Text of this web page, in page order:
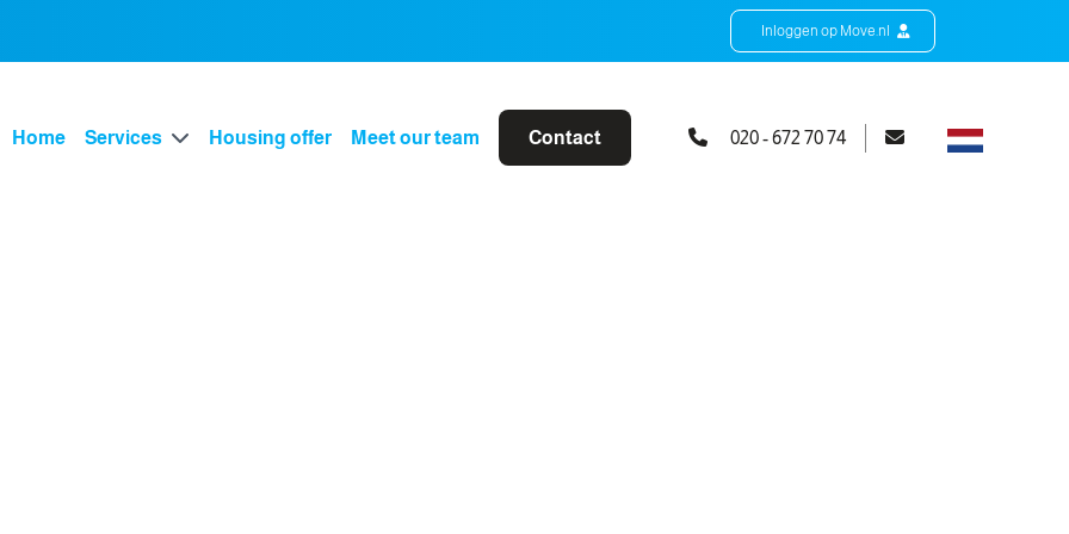
Inloggen op Move.nl
Home Services Housing offer Meet our team Contact 020 - 672 70 74